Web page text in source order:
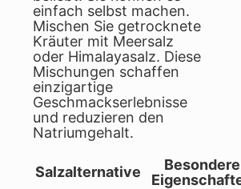
einfach selbst machen.
Mischen Sie getrocknete
Kräuter mit Meersalz
oder Himalayasalz. Diese
Mischungen schaffen
einzigartige
Geschmackserlebnisse
und reduzieren den
Natriumgehalt.
Salzalternative
Besondere